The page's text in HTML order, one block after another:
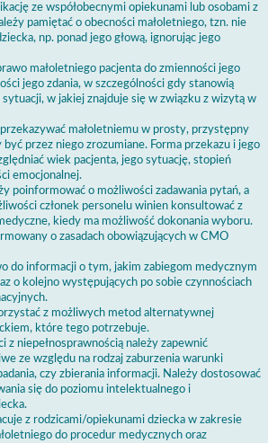
ze współobecnymi opiekunami lub osobami z
pamiętać o obecności małoletniego, tzn. nie
np. ponad jego głową, ignorując jego
małoletniego pacjenta do zmienności jego
jego zdania, w szczególności gdy stanowią
w jakiej znajduje się w związku z wizytą w
małoletniemu w prosty, przystępny
być przez niego zrozumiane. Forma przekazu i jego
wiek pacjenta, jego sytuację, stopień
emocjonalnej.
poinformować o możliwości zadawania pytań, a
członek personelu winien konsultować z
kiedy ma możliwość dokonania wyboru.
o zasadach obowiązujących w CMO
do informacji o tym, jakim zabiegom medycznym
o kolejno występujących po sobie czynnościach
z możliwych metod alternatywnej
które tego potrzebuje.
z niepełnosprawnością należy zapewnić
ze względu na rodzaj zaburzenia warunki
czy zbierania informacji. Należy dostosować
się do poziomu intelektualnego i
z rodzicami/opiekunami dziecka w zakresie
do procedur medycznych oraz